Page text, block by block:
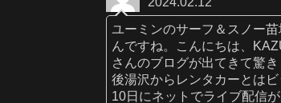
ユーミンのサーフ＆スノー
んですね。こんにちは、
さんのブログが出てきて驚
後湯沢からレンタカーとはビ
10日にネットでライブ配信が